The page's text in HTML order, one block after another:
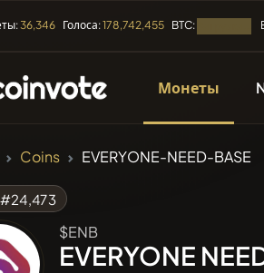
36,346 Голоса:178,742,455 BTC:
Монеты
Coins EVERYONE-NEED-BASE
$ENB
EVERYONE